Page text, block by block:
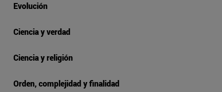
Evolución
Ciencia y verdad
Ciencia y religión
Orden, complejidad y finalidad